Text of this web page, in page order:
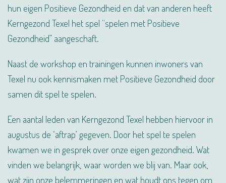
hun eigen Positieve Gezondheid en dat van anderen heeft
Kerngezond Texel het spel “spelen met Positieve
Gezondheid” aangeschaft.
Naast de workshop en trainingen kunnen inwoners van
Texel nu ook kennismaken met Positieve Gezondheid door
samen dit spel te spelen.
Een aantal leden van Kerngezond Texel hebben hiervoor in
augustus de ‘aftrap’ gegeven. Door het spel te spelen
kwamen we in gesprek over onze eigen gezondheid. Wat
vinden we belangrijk, waar worden we blij van. Maar ook,
wat zijn onze belemmeringen en wat houdt ons tegen om